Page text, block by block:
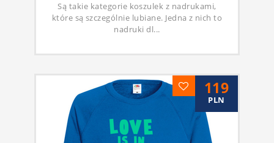
Są takie kategorie koszulek z nadrukami,
które są szczególnie lubiane. Jedna z nich to
nadruki dl...
119
PLN